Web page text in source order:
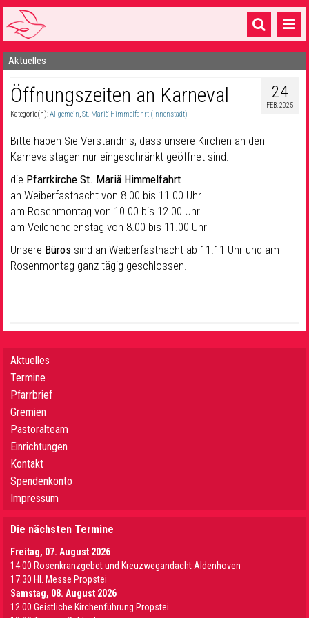
Startseite
1 Pfarrei
16 Gemeinden & mehr
Gottesdienste & Sinnsuche
Sakramente & Feste
Gemeinschaft & Soziales
Musik& Kultur
Seelsorge & Kontakt
Aktuelles
24
FEB. 2025
Öffnungszeiten an Karneval
Kategorie(n):Allgemein,St. Mariä Himmelfahrt (Innenstadt)
Bitte haben Sie Verständnis, dass unsere Kirchen an den
Karnevalstagen nur eingeschränkt geöffnet sind:
die Pfarrkirche St. Mariä Himmelfahrt
an Weiberfastnacht von 8.00 bis 11.00 Uhr
am Rosenmontag von 10.00 bis 12.00 Uhr
am Veilchendienstag von 8.00 bis 11.00 Uhr
Unsere Büros sind an Weiberfastnacht ab 11.11 Uhr und am
Rosenmontag ganz-tägig geschlossen.
Aktuelles
Termine
Pfarrbrief
Gremien
Pastoralteam
Einrichtungen
Kontakt
Spendenkonto
Impressum
Die nächsten Termine
Freitag, 07. August 2026
14.00 Rosenkranzgebet und Kreuzwegandacht Aldenhoven
17.30 Hl. Messe Propstei
Samstag, 08. August 2026
12.00 Geistliche Kirchenführung Propstei